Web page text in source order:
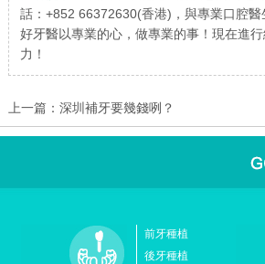
話：+852 66372630(香港)，與專業口腔醫
好牙醫以專業的心，做專業的事！現在進
力！
上一篇： 深圳補牙要幾錢咧？
前牙種植
後牙種植